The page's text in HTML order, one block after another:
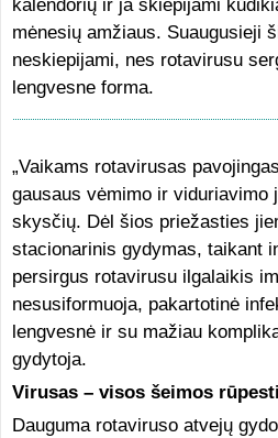
kalendorių ir ja skiepijami
mėnesių amžiaus. Suaugusieji
neskiepijami, nes rotavirusu
lengvesne forma.
„Vaikams rotavirusas
gausaus vėmimo ir viduriavimo
skysčių. Dėl šios priežasties
stacionarinis gydymas, taikant
persirgus rotavirusu ilgalaikis
nesusiformuoja, pakartotinė
lengvesnė ir su mažiau
gydytoja.
Virusas – visos šeimos
Dauguma rotaviruso atvejų